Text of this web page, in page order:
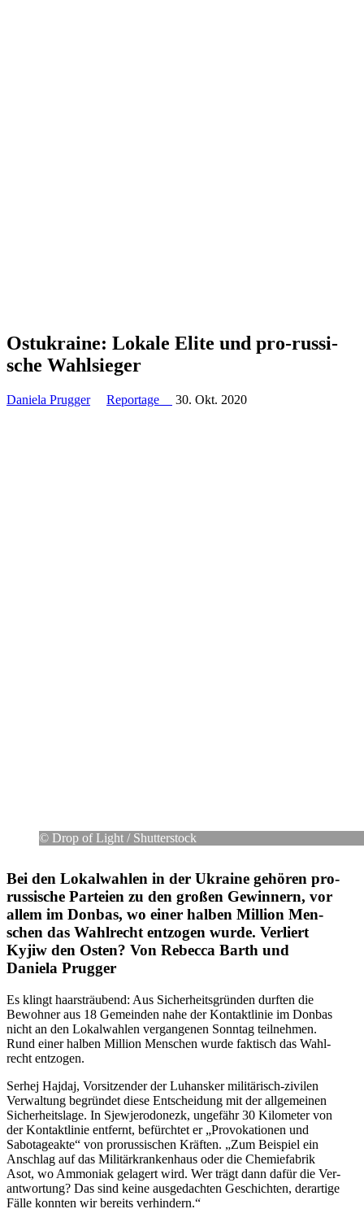
Ost­ukraine: Lokale Elite und pro-rus­si­
sche Wahlsieger
Daniela Prugger Reportage 30. Okt. 2020
© Drop of Light /​ Shut­ter­stock
Bei den Lokal­wah­len in der Ukraine gehören pro­
rus­si­sche Par­teien zu den großen Gewin­nern, vor
allem im Donbas, wo einer halben Million Men­
schen das Wahl­recht ent­zo­gen wurde. Ver­liert
Kyjiw den Osten? Von Rebecca Barth und
Daniela Prugger
Es klingt haar­sträu­bend: Aus Sicher­heits­grün­den durften die
Bewoh­ner aus 18 Gemein­den nahe der Kon­takt­li­nie im Donbas
nicht an den Lokal­wah­len ver­gan­ge­nen Sonntag teil­neh­men.
Rund einer halben Million Men­schen wurde fak­tisch das Wahl­
recht entzogen.
Serhej Hajdaj, Vor­sit­zen­der der Luhans­ker mili­tä­risch-zivilen
Ver­wal­tung begrün­det diese Ent­schei­dung mit der all­ge­mei­nen
Sicher­heits­lage. In Sje­wjer­odo­nezk, unge­fähr 30 Kilo­me­ter von
der Kon­takt­li­nie ent­fernt, befürch­tet er „Pro­vo­ka­tio­nen und
Sabo­ta­ge­akte“ von pro­rus­si­schen Kräften. „Zum Bei­spiel ein
Anschlag auf das Mili­tär­kran­ken­haus oder die Che­mie­fa­brik
Asot, wo Ammo­niak gela­gert wird. Wer trägt dann dafür die Ver­
ant­wor­tung? Das sind keine aus­ge­dach­ten Geschich­ten, der­ar­tige
Fälle konnten wir bereits verhindern.“